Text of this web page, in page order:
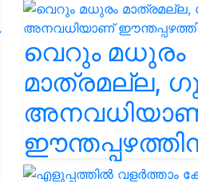
വെറും മധുരം
മാത്രമല്ല,